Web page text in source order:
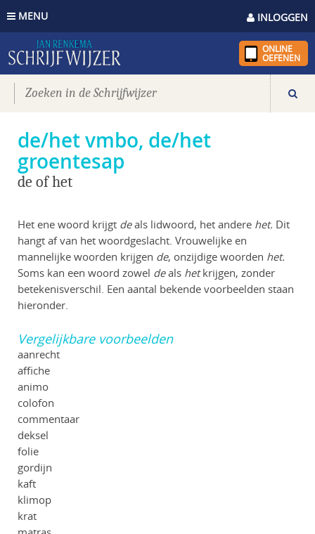
MENU INLOGGEN
ONLINE
OEFENEN
de/het vmbo, de/het
groentesap
de of het
Het ene woord krijgt deals lidwoord, het andere het. Dit
hangt af van het woordgeslacht. Vrouwelijke en
mannelijke woorden krijgen de, onzijdige woorden het.
Soms kan een woord zowel deals hetkrijgen, zonder
betekenisverschil. Een aantal bekende voorbeelden staan
hieronder.
Vergelijkbare voorbeelden
aanrecht
affiche
animo
colofon
commentaar
deksel
folie
gordijn
kaft
klimop
krat